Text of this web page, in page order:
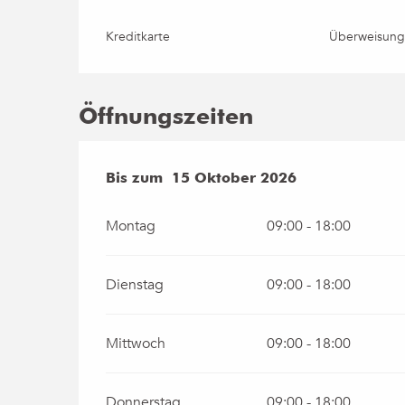
Kreditkarte
Öffnungszeiten
vom1 Mai 2026bis zum15 Oktober
Bis zum 15 Oktober 2026
Montag 09:00 - 18:00
Dienstag 09:00 - 18:00
Mittwoch 09:00 - 18:00